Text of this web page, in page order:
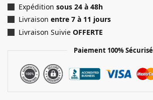
Expédition sous 24 à 48h
Livraison entre 7 à 11 jours
Livraison Suivie OFFERTE
Paiement 100% Sécurisé